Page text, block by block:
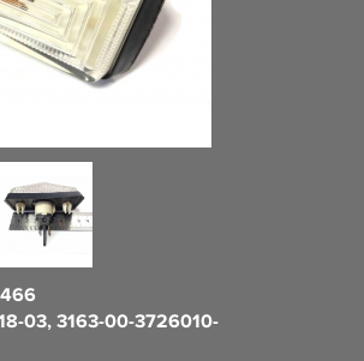
03, 3163-00-3726010-